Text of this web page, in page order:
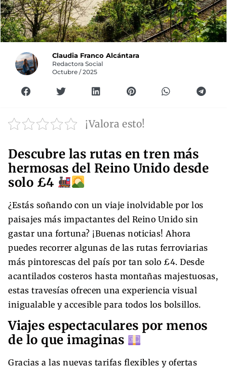
Claudia Franco Alcántara
Redactora Social
Octubre / 2025
¡Valora esto!
Descubre las rutas en tren más
hermosas del Reino Unido desde
solo £4
¿Estás soñando con un viaje inolvidable por los
paisajes más impactantes del Reino Unido sin
gastar una fortuna? ¡Buenas noticias! Ahora
puedes recorrer algunas de las rutas ferroviarias
más pintorescas del país por tan solo £4. Desde
acantilados costeros hasta montañas majestuosas,
estas travesías ofrecen una experiencia visual
inigualable y accesible para todos los bolsillos.
Viajes espectaculares por menos
de lo que imaginas
Gracias a las nuevas tarifas flexibles y ofertas